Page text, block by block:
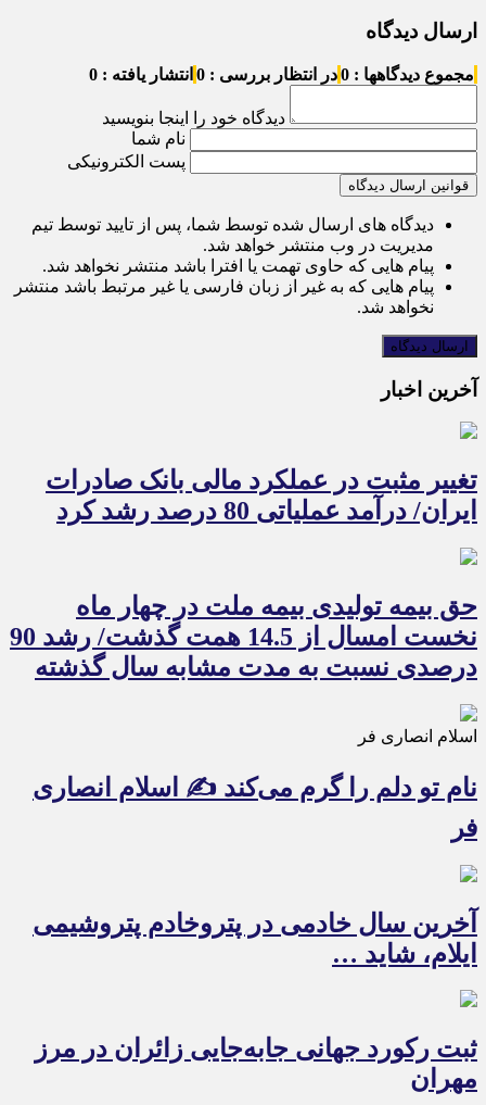
ارسال دیدگاه
مجموع دیدگاهها : 0 در انتظار بررسی : 0 انتشار یافته : 0
دیدگاه خود را اینجا بنویسید
نام شما
پست الکترونیکی
قوانین ارسال دیدگاه
دیدگاه های ارسال شده توسط شما، پس از تایید توسط تیم
مدیریت در وب منتشر خواهد شد.
پیام هایی که حاوی تهمت یا افترا باشد منتشر نخواهد شد.
پیام هایی که به غیر از زبان فارسی یا غیر مرتبط باشد منتشر
نخواهد شد.
آخرین اخبار
تغییر مثبت در عملکرد مالی بانک صادرات
ایران/ درآمد عملیاتی 80 درصد رشد کرد
حق بیمه تولیدی بیمه ملت در چهار ماه
نخست امسال از 14.5 همت گذشت/ رشد 90
درصدی نسبت به مدت مشابه سال گذشته
اسلام انصاری فر
نام تو دلم را گرم می‌کند ✍️ اسلام انصاری
فر
آخرین سال خادمی در پتروخادم پتروشیمی
ایلام، شاید …
ثبت رکورد جهانی جابه‌جایی زائران در مرز
مهران